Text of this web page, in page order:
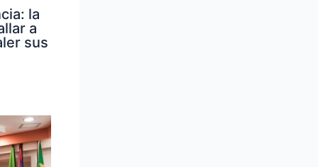
la
a
sus